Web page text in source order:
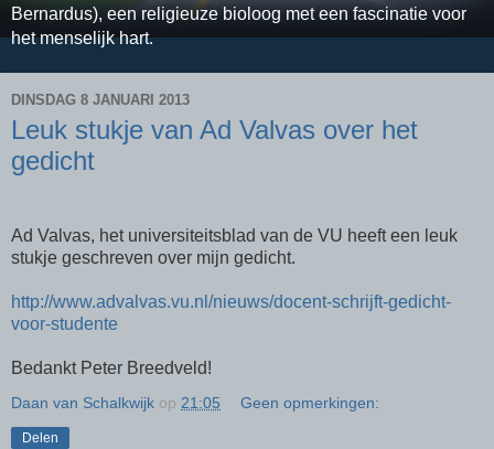
Bernardus), een religieuze bioloog met een fascinatie voor
het menselijk hart.
DINSDAG 8 JANUARI 2013
Leuk stukje van Ad Valvas over het
gedicht
Ad Valvas, het universiteitsblad van de VU heeft een leuk
stukje geschreven over mijn gedicht.
http://www.advalvas.vu.nl/nieuws/docent-schrijft-gedicht-
voor-studente
Bedankt Peter Breedveld!
Daan van Schalkwijk op 21:05 Geen opmerkingen:
Delen